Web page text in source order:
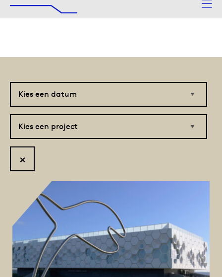
Naar hoofdinhoud
De Afsluitdijk
datum
project
Reset
filter